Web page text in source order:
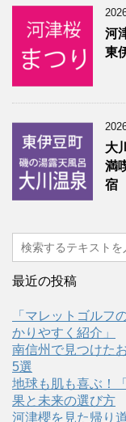
河
東
大
満
宿
最近の投稿
「マレットゴルフ
かりやすく紹介」
南信州で見つけた
5選
地球も肌も喜ぶ！
果と未来の選び方
河津櫻を見た帰り